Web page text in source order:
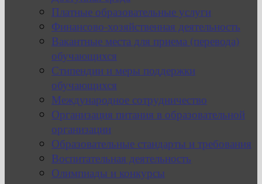
Платные образовательные услуги
Финансово-хозяйственная деятельность
Вакантные места для приема (перевода)
обучающихся
Стипендии и меры поддержки
обучающихся
Международное сотрудничество
Организация питания в образовательной
организации
Образовательные стандарты и требования
Воспитательная деятельность
Олимпиады и конкурсы